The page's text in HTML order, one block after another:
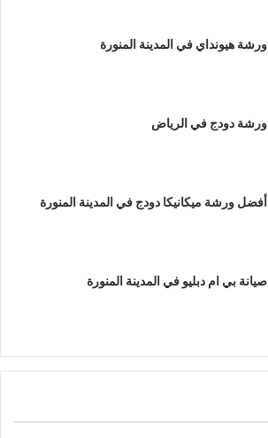
ورشة هيونداي في المدينة المنورة
ورشة دودج في الرياض
أفضل ورشة ميكانيكا دودج في المدينة المنورة
صيانة بي ام دبليو في المدينة المنورة